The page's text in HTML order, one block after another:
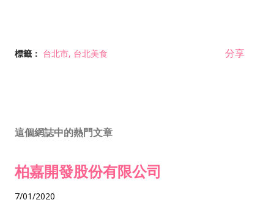
標籤： 台北市 台北美食 分享
這個網誌中的熱門文章
柏嘉開發股份有限公司
7/01/2020